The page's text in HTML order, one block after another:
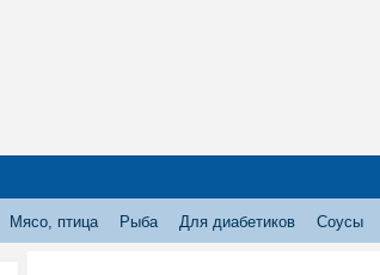
Мясо, птица Рыба Для диабетиков Соусы